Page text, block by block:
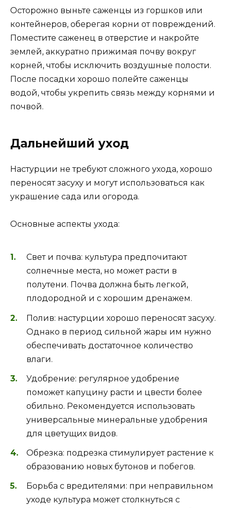
Осторожно выньте саженцы из горшков или
контейнеров, оберегая корни от повреждений.
Поместите саженец в отверстие и накройте
землей, аккуратно прижимая почву вокруг
корней, чтобы исключить воздушные полости.
После посадки хорошо полейте саженцы
водой, чтобы укрепить связь между корнями и
почвой.
Дальнейший уход
Настурции не требуют сложного ухода, хорошо
переносят засуху и могут использоваться как
украшение сада или огорода.
Основные аспекты ухода:
Свет и почва: культура предпочитают
солнечные места, но может расти в
полутени. Почва должна быть легкой,
плодородной и с хорошим дренажем.
Полив: настурции хорошо переносят засуху.
Однако в период сильной жары им нужно
обеспечивать достаточное количество
влаги.
Удобрение: регулярное удобрение
поможет капуцину расти и цвести более
обильно. Рекомендуется использовать
универсальные минеральные удобрения
для цветущих видов.
Обрезка: подрезка стимулирует растение к
образованию новых бутонов и побегов.
Борьба с вредителями: при неправильном
уходе культура может столкнуться с